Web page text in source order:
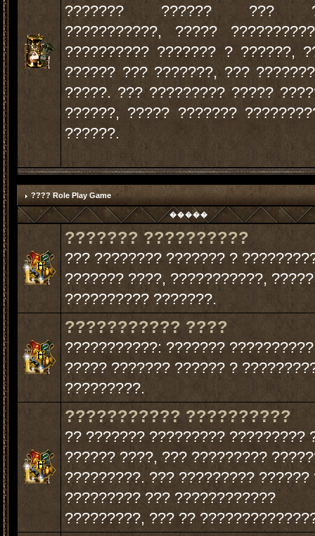
??????? ?????? ???
???????????, ?????
?????????? ??????? ? ??????,
?????? ??? ???????, ???
?????. ??? ????????? ?????
??????, ????? ???????
??????.
???? Role Play Game
�����
??????? ??????????
??? ???????? ??????? ?
??????? ????, ???????????,
?????????? ???????.
??????????? ????
???????????: ???????
????? ??????? ?????? ?
?????????.
??????????? ??????????
?? ??????? ????????? ?????????
?????? ????, ??? ?????????
?????????. ??? ????????? ??????
????????? ??? ????????????
?????????, ??? ??